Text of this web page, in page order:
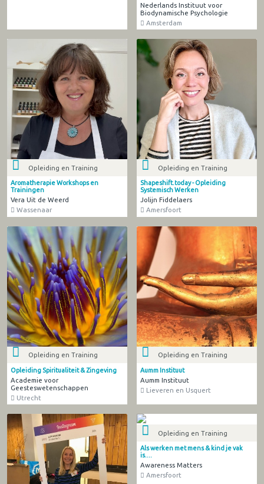
Nederlands Instituut voor
Biodynamische Psychologie
Amsterdam
Opleiding en Training
Aromatherapie Workshops en
Trainingen
Vera Uit de Weerd
Wassenaar
Opleiding en Training
Shapeshift.today - Opleiding
Systemisch Werken
Jolijn Fiddelaers
Amersfoort
Opleiding en Training
Opleiding Spiritualiteit & Zingeving
Academie voor
Geesteswetenschappen
Utrecht
Opleiding en Training
Aumm Instituut
Aumm Instituut
Lieveren en Usquert
Opleiding en Training
Als werken met mens & kind je vak
is....
Awareness Matters
Amersfoort